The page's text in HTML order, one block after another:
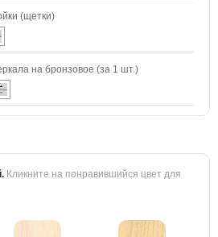
(щетки)
на бронзовое (за 1 шт.)
. Кликните на понравившийся цвет для